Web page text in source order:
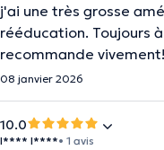
j'ai une très grosse
rééducation. Toujours
recommande
08 janvier 2026
10.0
I**** I****• 1 avis